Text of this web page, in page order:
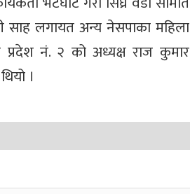
साह लगायत अन्य नेसपाका महिला
प्रदेश नं. २ को अध्यक्ष राज कुमार
।